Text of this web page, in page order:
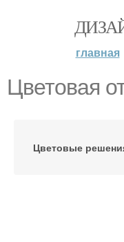
главная
Цветовая
Цветовые